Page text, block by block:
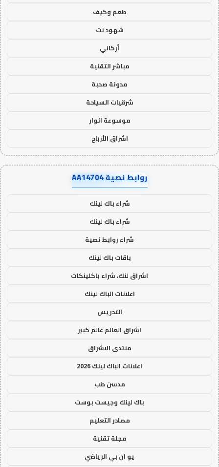
طعم وكيف
شهود نت
أركاني
مباشر التقنية
مدونة صحبة
شرقيات السياحة
موسوعة انوار
اشراق الأرباح
روابط نصية AA14704
شراء باك لينك
شراء باك لينك
شراء روابط نصية
باقات باك لينك
اشراق لنك، شراء باكلينكات
اعلانات الباك لينك
التدريس
اشراق العالم عالم كبير
منتدى الاشراق
اعلانات الباك لينك 2026
مدسن طب
باك لينك وجيست بوست
مصادر التعليم
مجلة تقنية
يو ان بي الرياضي